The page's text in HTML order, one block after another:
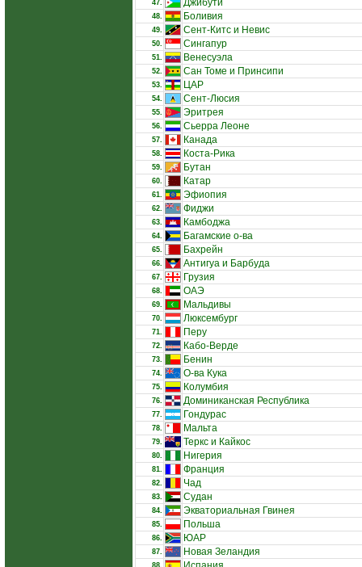
47. Джибути
48. Боливия
49. Сент-Китс и Невис
50. Сингапур
51. Венесуэла
52. Сан Томе и Принсипи
53. ЦАР
54. Сент-Люсия
55. Эритрея
56. Сьерра Леоне
57. Канада
58. Коста-Рика
59. Бутан
60. Катар
61. Эфиопия
62. Фиджи
63. Камбоджа
64. Багамские о-ва
65. Бахрейн
66. Антигуа и Барбуда
67. Грузия
68. ОАЭ
69. Мальдивы
70. Люксембург
71. Перу
72. Кабо-Верде
73. Бенин
74. О-ва Кука
75. Колумбия
76. Доминиканская Республика
77. Гондурас
78. Мальта
79. Теркс и Кайкос
80. Нигерия
81. Франция
82. Чад
83. Судан
84. Экваториальная Гвинея
85. Польша
86. ЮАР
87. Новая Зеландия
88.